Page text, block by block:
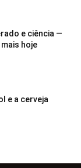
e ciência —
hoje
e a cerveja